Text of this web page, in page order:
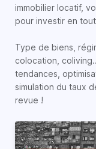
immobilier locatif,
pour investir en
Type de biens,
colocation,
tendances,
simulation du taux
revue !